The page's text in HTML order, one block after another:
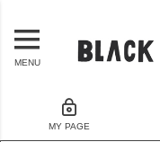
MENU
MY PAGE